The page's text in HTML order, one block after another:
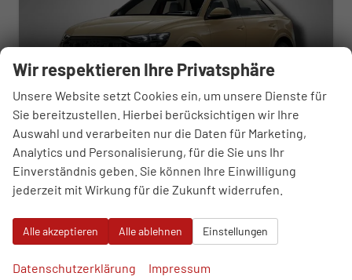
Audi Q8
S line 3.0 TDI 8-Gang-Tiptronic quattro
Fahrzeugnr. 112213
Automatik
Leistung 210 kW (286 PS) Kilometerstand 11.000 km
Wir respektieren Ihre Privatsphäre
Unsere Website setzt Cookies ein, um unsere Dienste für
Sie bereitzustellen. Hierbei berücksichtigen wir Ihre
Auswahl und verarbeiten nur die Daten für Marketing,
Analytics und Personalisierung, für die Sie uns Ihr
Einverständnis geben. Sie können Ihre Einwilligung
jederzeit mit Wirkung für die Zukunft widerrufen.
Alle akzeptieren Alle ablehnen Einstellungen
Datenschutzerklärung Impressum